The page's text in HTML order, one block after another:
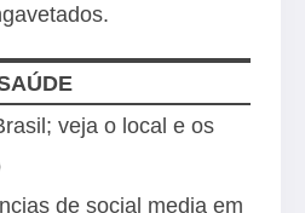
veja o local e os
de social media em